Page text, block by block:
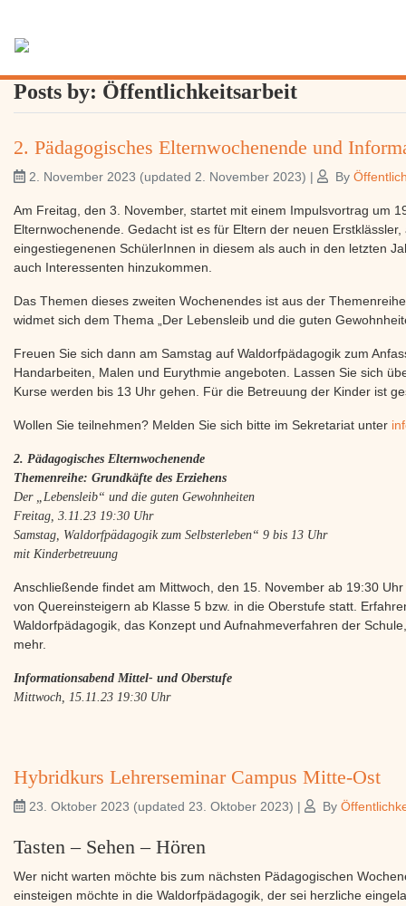
Posts by: Öffentlichkeitsarbeit
2. Pädagogisches Elternwochenende und
2. November 2023 (updated 2. November 2023) | By
Am Freitag, den 3. November, startet mit einem Impulsvortrag um
Elternwochenende. Gedacht ist es für Eltern der neuen
eingestiegenenen SchülerInnen in diesem als auch in den letzten
auch Interessenten hinzukommen.
Das Themen dieses zweiten Wochenendes ist aus der
widmet sich dem Thema „Der Lebensleib und die guten
Freuen Sie sich dann am Samstag auf Waldorfpädagogik zum
Handarbeiten, Malen und Eurythmie angeboten. Lassen Sie sich
Kurse werden bis 13 Uhr gehen. Für die Betreuung der Kinder ist
Wollen Sie teilnehmen? Melden Sie sich bitte im Sekretariat unter
2. Pädagogisches Elternwochenende
Themenreihe: Grundkäfte des Erziehens
Der „Lebensleib“ und die guten Gewohnheiten
Freitag, 3.11.23 19:30 Uhr
Samstag, Waldorfpädagogik zum Selbsterleben“ 9 bis 13 Uhr
mit Kinderbetreuung
Anschließende findet am Mittwoch, den 15. November ab 19:30
von Quereinsteigern ab Klasse 5 bzw. in die Oberstufe statt.
Waldorfpädagogik, das Konzept und Aufnahmeverfahren der
mehr.
Informationsabend Mittel- und Oberstufe
Mittwoch, 15.11.23 19:30 Uhr
Hybridkurs Lehrerseminar Campus Mitte-Ost
23. Oktober 2023 (updated 23. Oktober 2023) | By
Tasten – Sehen – Hören
Wer nicht warten möchte bis zum nächsten Pädagogischen
einsteigen möchte in die Waldorfpädagogik, der sei herzliche